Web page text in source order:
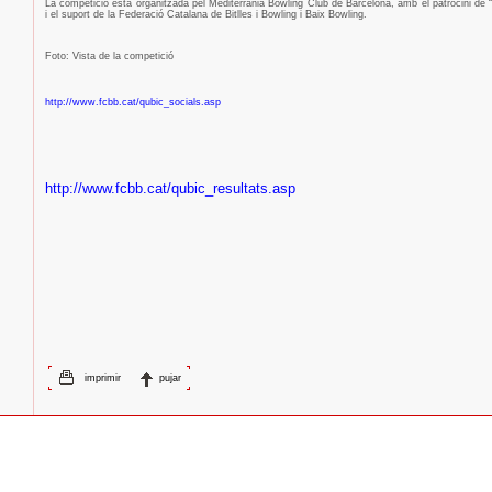
La competició està organitzada pel Mediterrània Bowling Club de Barcelona, amb el patrocini de
i el suport de la Federació Catalana de Bitlles i Bowling i Baix Bowling.
Foto: Vista de la competició
http://www.fcbb.cat/qubic_socials.asp
http://www.fcbb.cat/qubic_resultats.asp
imprimir pujar